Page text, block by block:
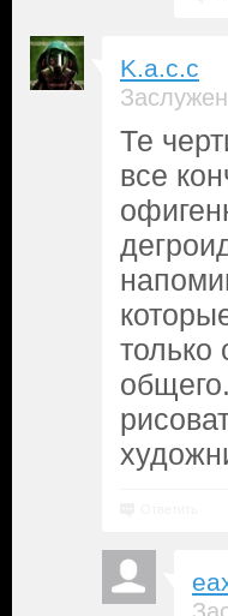
K.a.c.c
Те
все